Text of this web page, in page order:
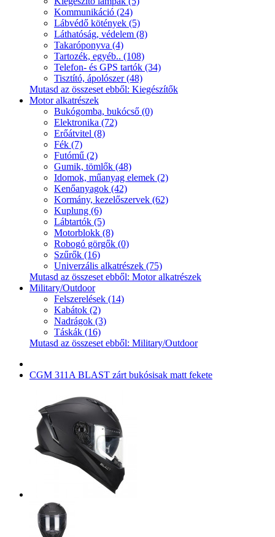
Kommunikáció (24)
Lábvédő kötények (5)
Láthatóság, védelem (8)
Takaróponyva (4)
Tartozék, egyéb.. (108)
Telefon- és GPS tartók (34)
Tisztító, ápolószer (48)
Mutasd az összeset ebből: Kiegészítők
Motor alkatrészek
Bukógomba, bukócső (0)
Elektronika (72)
Erőátvitel (8)
Fék (7)
Futómű (2)
Gumik, tömlők (48)
Idomok, műanyag elemek (2)
Kenőanyagok (42)
Kormány, kezelőszervek (62)
Kuplung (6)
Lábtartók (5)
Motorblokk (8)
Robogó görgők (0)
Szűrők (16)
Univerzális alkatrészek (75)
Mutasd az összeset ebből: Motor alkatrészek
Military/Outdoor
Felszerelések (14)
Kabátok (2)
Nadrágok (3)
Táskák (16)
Mutasd az összeset ebből: Military/Outdoor
CGM 311A BLAST zárt bukósisak matt fekete